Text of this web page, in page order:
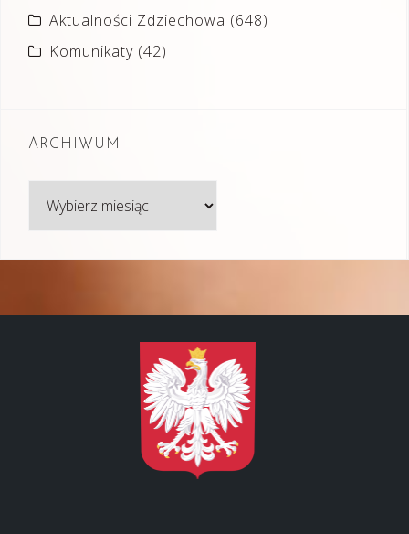
Aktualności Zdziechowa (648)
Komunikaty (42)
ARCHIWUM